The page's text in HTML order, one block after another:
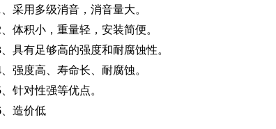
、采用多级消音，消音量大。
、体积小，重量轻，安装简便。
具有足够高的强度和耐腐蚀性。
强度高、寿命长、耐腐蚀。
、针对性强等优点。
、造价低